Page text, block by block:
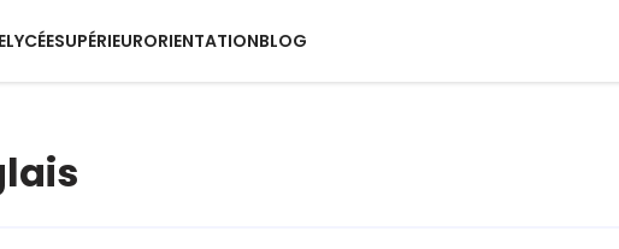
LYCÉESUPÉRIEURORIENTATIONBLOG